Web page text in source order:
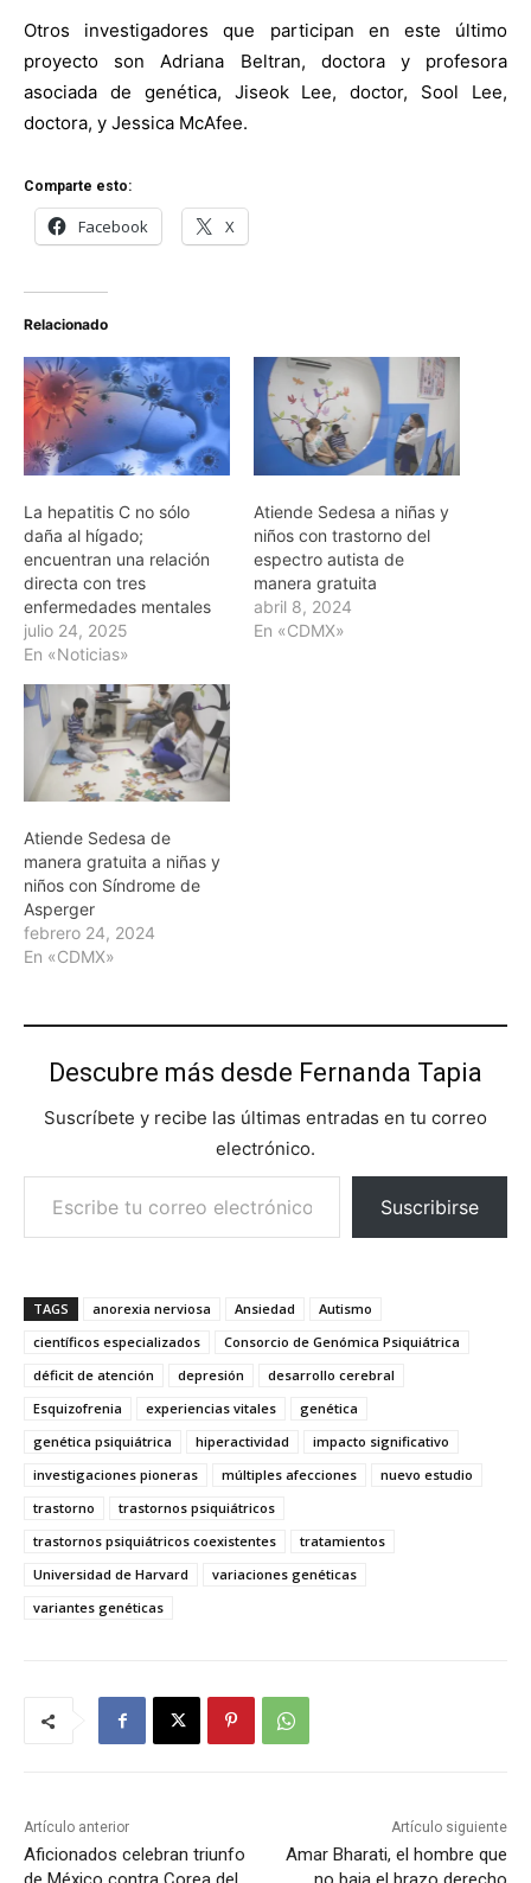
Otros investigadores que participan en este último
proyecto son Adriana Beltran, doctora y profesora
asociada de genética, Jiseok Lee, doctor, Sool Lee,
doctora, y Jessica McAfee.
Comparte esto:
Facebook X
Relacionado
La hepatitis C no sólo
daña al hígado;
encuentran una relación
directa con tres
enfermedades mentales
julio 24, 2025
En «Noticias»
Atiende Sedesa a niñas y
niños con trastorno del
espectro autista de
manera gratuita
abril 8, 2024
En «CDMX»
Atiende Sedesa de
manera gratuita a niñas y
niños con Síndrome de
Asperger
febrero 24, 2024
En «CDMX»
Descubre más desde Fernanda Tapia
Suscríbete y recibe las últimas entradas en tu correo
electrónico.
Escribe tu correo electrónico…
Suscribirse
TAGS anorexia nerviosa Ansiedad
Autismo
científicos especializados
Consorcio de Genómica Psiquiátrica
déficit de atención
depresión
desarrollo cerebral
Esquizofrenia
experiencias vitales
genética
genética psiquiátrica
hiperactividad
impacto significativo
investigaciones pioneras
múltiples afecciones
nuevo estudio
trastorno
trastornos psiquiátricos
trastornos psiquiátricos coexistentes
tratamientos
Universidad de Harvard
variaciones genéticas
variantes genéticas
Artículo anterior
Aficionados celebran triunfo
Artículo siguiente
Amar Bharati, el hombre que